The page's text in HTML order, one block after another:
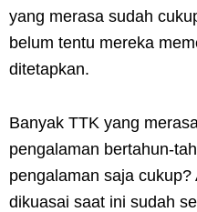
yang merasa sudah
belum tentu mereka
ditetapkan.
Banyak TTK yang
pengalaman bertahun-
pengalaman saja
dikuasai saat ini sudah